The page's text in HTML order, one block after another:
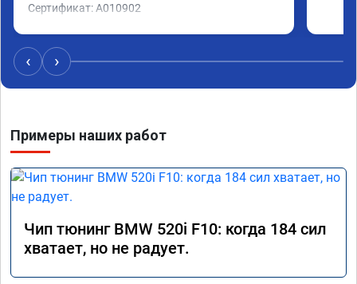
Сертификат: A010902
‹ ›
Примеры наших работ
Чип тюнинг BMW 520i F10: когда 184 сил
хватает, но не радует.